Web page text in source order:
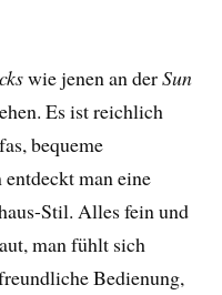
wie jenen an derSun
Es ist reichlich
bequeme
man eine
Stil. Alles fein und
man fühlt sich
Bedienung,